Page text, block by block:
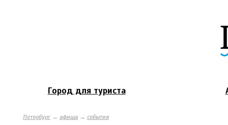
Город для туриста
Петербург→ афиша → события